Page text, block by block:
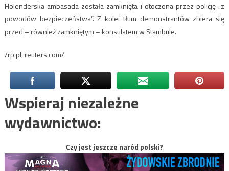
Holenderska ambasada została zamknięta i otoczona przez policję „z
powodów bezpieczeństwa”. Z kolei tłum demonstrantów zbiera się
przed – również zamkniętym – konsulatem w Stambule.
/rp.pl, reuters.com/
Wspieraj niezależne
wydawnictwo:
Czy jest jeszcze naród polski?